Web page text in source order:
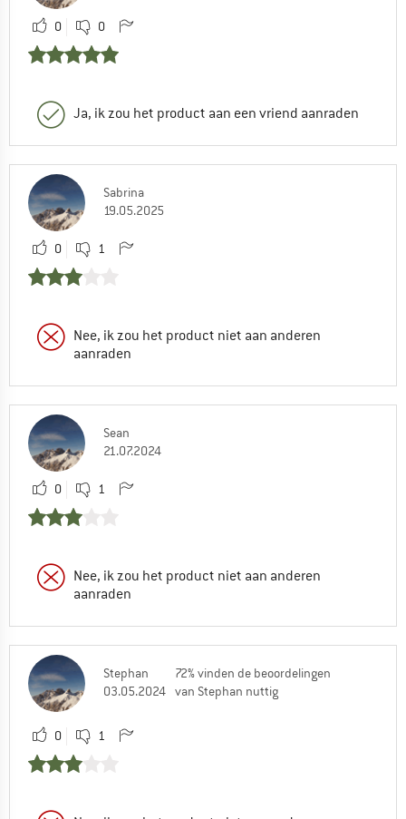
0 0
Ja, ik zou het product aan een vriend aanraden
Sabrina
19.05.2025
0 1
Nee, ik zou het product niet aan anderen
aanraden
Sean
21.07.2024
0 1
Nee, ik zou het product niet aan anderen
aanraden
Stephan
03.05.2024
72% vinden de beoordelingen
van Stephan nuttig
0 1